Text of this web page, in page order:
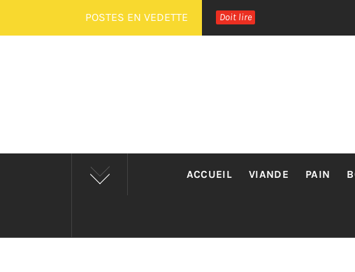
au
POSTES EN VEDETTE Doit lire
ACCUEIL VIANDE PAIN